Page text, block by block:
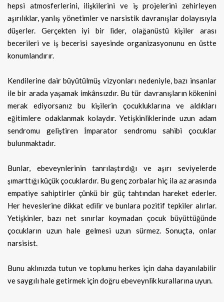
hepsi atmosferlerini, ilişkilerini ve iş projelerini zehirleyen
aşırılıklar, yanlış yönetimler ve narsistik davranışlar dolayısıyla
düşerler. Gerçekten iyi bir lider, olağanüstü kişiler arası
becerileri ve iş becerisi sayesinde organizasyonunu en üstte
konumlandırır.
Kendilerine dair büyütülmüş vizyonları nedeniyle, bazı insanlar
ile bir arada yaşamak imkânsızdır. Bu tür davranışların kökenini
merak ediyorsanız bu kişilerin çocukluklarına ve aldıkları
eğitimlere odaklanmak kolaydır. Yetişkinliklerinde uzun adam
sendromu geliştiren İmparator sendromu sahibi çocuklar
bulunmaktadır.
Bunlar, ebeveynlerinin tanrılaştırdığı ve aşırı seviyelerde
şımarttığı küçük çocuklardır. Bu genç zorbalar hiç ila az arasında
empatiye sahiptirler çünkü bir güç tahtından hareket ederler.
Her heveslerine dikkat edilir ve bunlara pozitif tepkiler alırlar.
Yetişkinler, bazı net sınırlar koymadan çocuk büyüttüğünde
çocukların uzun hale gelmesi uzun sürmez. Sonuçta, onlar
narsisist.
Bunu aklınızda tutun ve toplumu herkes için daha dayanılabilir
ve saygılı hale getirmek için doğru ebeveynlik kurallarına uyun.